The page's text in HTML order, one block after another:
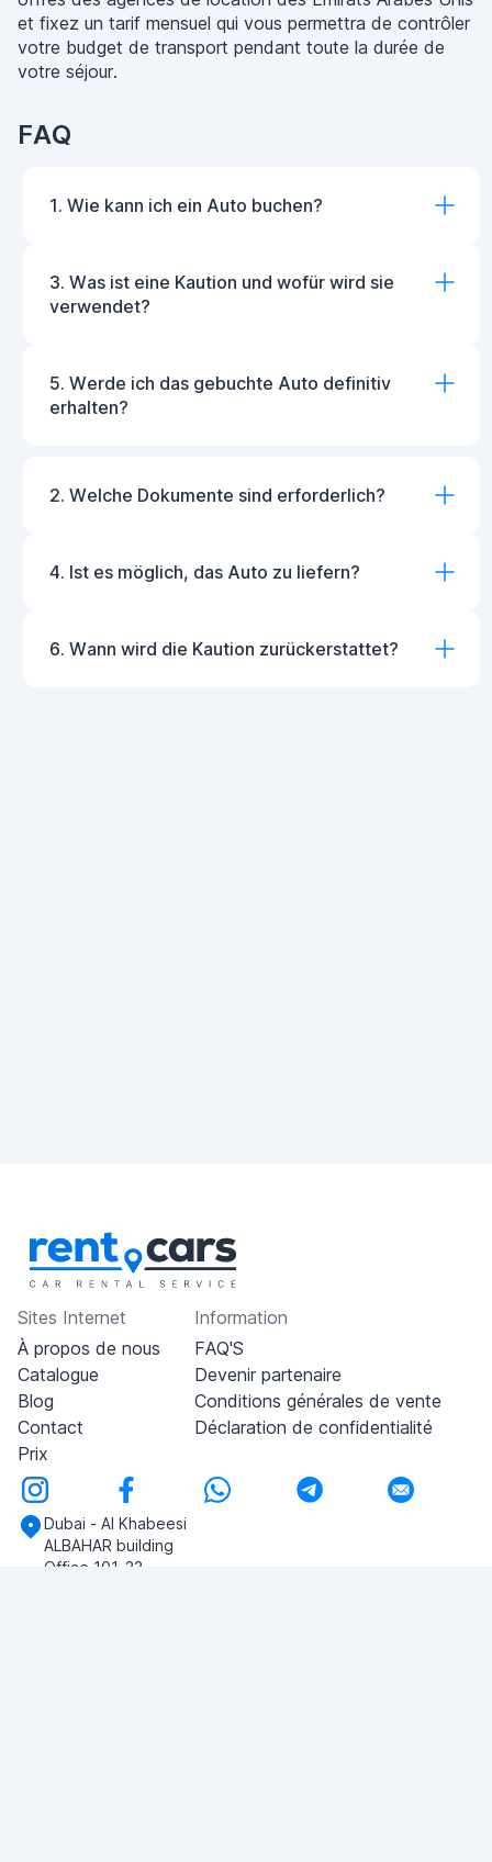
et fixez un tarif mensuel qui vous permettra de contrôler
votre budget de transport pendant toute la durée de
votre séjour.
FAQ
1. Wie kann ich ein Auto buchen?
3. Was ist eine Kaution und wofür wird sie
verwendet?
5. Werde ich das gebuchte Auto definitiv
erhalten?
2. Welche Dokumente sind erforderlich?
4. Ist es möglich, das Auto zu liefern?
6. Wann wird die Kaution zurückerstattet?
Sites Internet
À propos de nous
Catalogue
Blog
Contact
Prix
Information
FAQ'S
Devenir partenaire
Conditions générales de vente
Déclaration de confidentialité
Dubai - Al Khabeesi
ALBAHAR building
Office 101-33